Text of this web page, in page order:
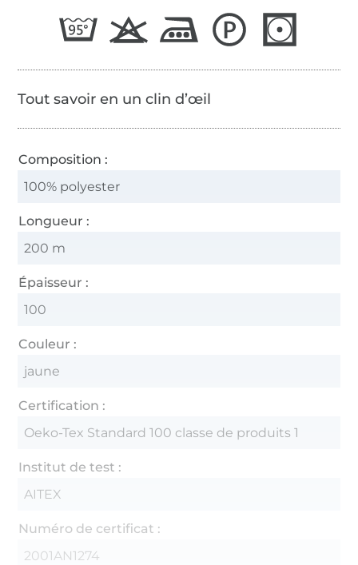
Tout savoir en un clin d’œil
Composition :
100% polyester
Longueur :
200 m
Épaisseur :
100
Couleur :
jaune
Certification :
Oeko-Tex Standard 100 classe de produits 1
Institut de test :
AITEX
Numéro de certificat :
2001AN1274